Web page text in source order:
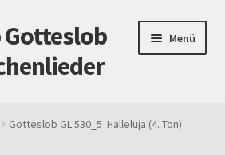
Menü
Gotteslob GL 530_5 Halleluja (4. Ton)